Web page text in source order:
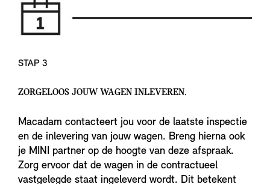
STAP 3
ZORGELOOS JOUW WAGEN INLEVEREN.
Macadam contacteert jou voor de laatste inspectie
en de inlevering van jouw wagen. Breng hierna ook
je MINI partner op de hoogte van deze afspraak.
Zorg ervoor dat de wagen in de contractueel
vastgelegde staat ingeleverd wordt. Dit betekent